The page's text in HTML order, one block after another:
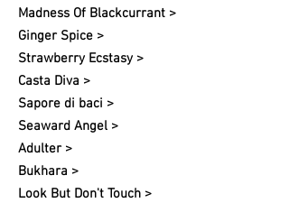
Madness Of Blackcurrant >
Ginger Spice >
Strawberry Ecstasy >
Casta Diva >
Sapore di baci >
Seaward Angel >
Adulter >
Bukhara >
Look But Don't Touch >